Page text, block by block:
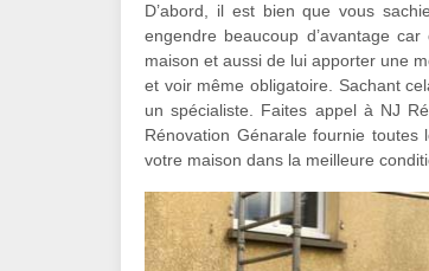
D’abord, il est bien que vous
engendre beaucoup d’avantage
maison et aussi de lui apporter une
et voir même obligatoire. Sachant
un spécialiste. Faites appel à NJ
Rénovation Génarale fournie
votre maison dans la meilleure